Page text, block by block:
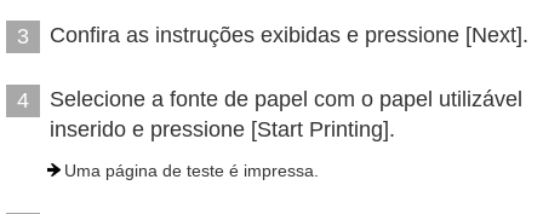
3 Confira as instruções exibidas e pressione [Next].
4
Selecione a fonte de papel com o papel utilizável
inserido e pressione [Start Printing].
Uma página de teste é impressa.